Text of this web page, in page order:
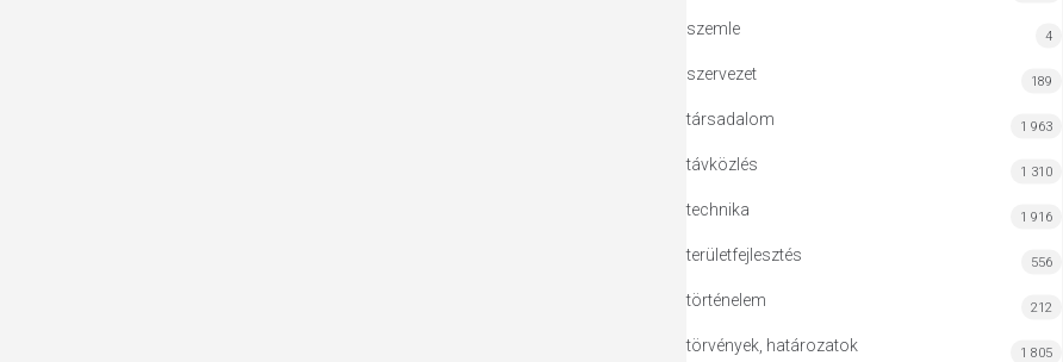
szemle 4
szervezet 189
társadalom 1 963
távközlés 1 310
technika 1 916
területfejlesztés 556
történelem 212
törvények, határozatok 1 805